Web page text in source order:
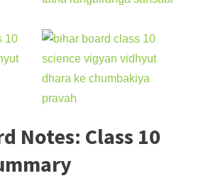
Notes: Class 10